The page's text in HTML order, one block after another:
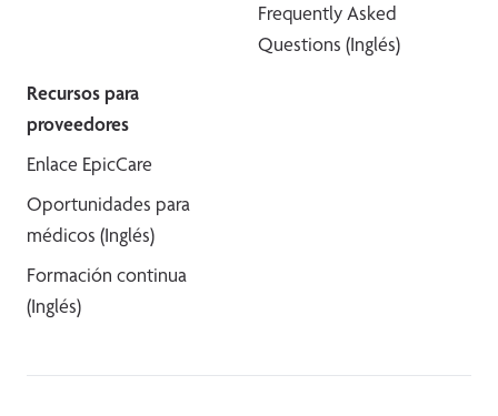
Frequently Asked
Questions (Inglés)
Recursos para
proveedores
Enlace EpicCare
Oportunidades para
médicos (Inglés)
Formación continua
(Inglés)